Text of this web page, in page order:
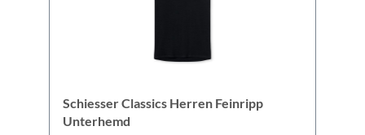
Schiesser Classics Herren Feinripp
Unterhemd